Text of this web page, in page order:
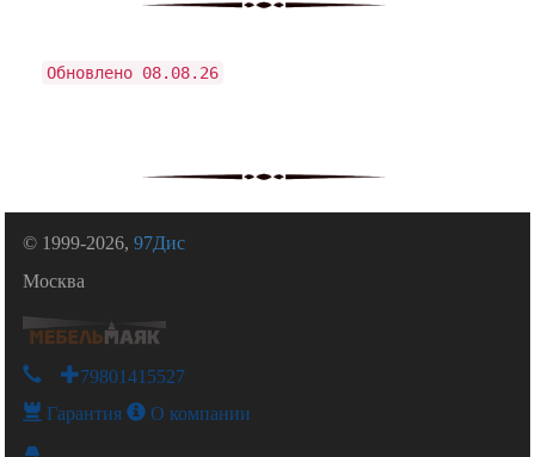
Обновлено 08.08.26
© 1999-2026,97Дис
Москва
+79801415527
Гарантия О компании